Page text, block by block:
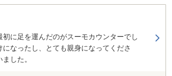
に足を運んだのがスーモカウンターでし
なったし、とても親身になってくださ
した。